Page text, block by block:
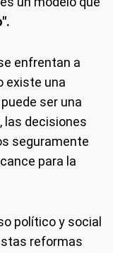
enfrentan a
existe una
ser una
las decisiones
seguramente
para la
político y social
reformas